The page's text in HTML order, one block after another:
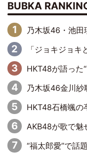
BUBKA
乃木坂46・池田瑛紗と中西アルノが「真冬
「ジョキジョキと切っ
HKT48が語った“15周年本の思
乃木坂46金川紗
HKT48石橋颯の卒業に
AKB48が歌で魅せた新公
“福太郎愛”で話題…乃木坂46